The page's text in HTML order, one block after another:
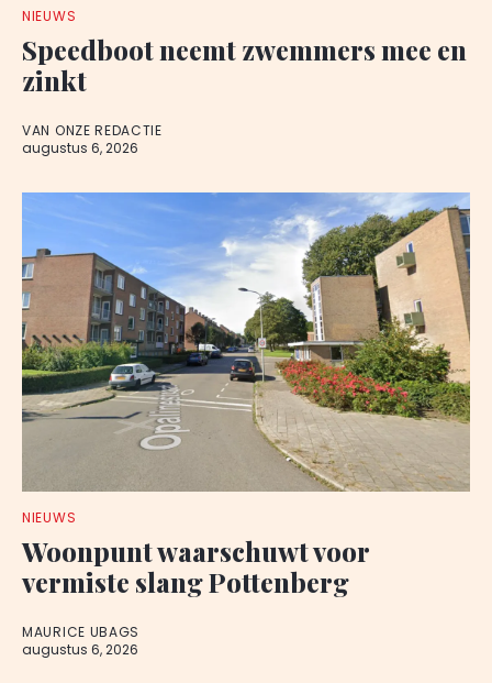
NIEUWS
Speedboot neemt zwemmers mee en
zinkt
VAN ONZE REDACTIE
augustus 6, 2026
NIEUWS
Woonpunt waarschuwt voor
vermiste slang Pottenberg
MAURICE UBAGS
augustus 6, 2026